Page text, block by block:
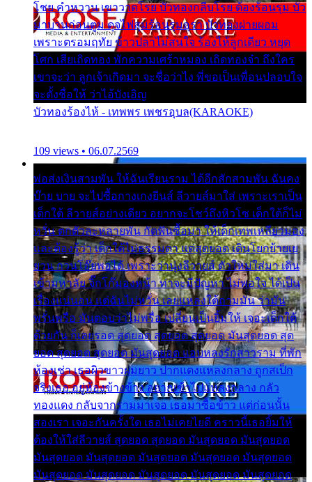
โชย คำหวาน เขาวาดโรย บัวทองกลีบโรย ต้องร้อนรุม บัว
มาบานก่อนตูม ดุจไฟสุมร้อนรุมอุรา บัวทองผ่ายผอม
เพราะตรอมฤทัย ข้าวปลาไม่สนใจ ร้องไห้ลูกเดียว หยุด
โศก เสียเถิดทอง พักความเศร้าหมอง เถิดทองจ๋า ถึงใคร
เขาจะว่า ลูกเจ้าเกิดมา จะชื่อว่าไง พี่ขอเป็นเพื่อนปลอบใจ
จะตั้งชื่อให้ ว่าไอ้บังเอิญ
บัวทองร้องไห้ - เทพพร เพชรอุบล(KARAOKE)
109 views • 06.07.2569
พ่อส่งเงินสามพัน ให้ฉันเรียนราม ได้อีกสักสามพัน ฉันคง
บ๊าย บาย จะไปซื้อกางเกงยีนส์ ลีวายส์มาใส่ เพราะเราเป็น
เด็กใต้ ลีวายส์อย่างเดียว อยากจะโชว์ถึงหิวโซ เด็กใต้ก็ไม่
หวั่น ตกตัวละหลายพัน กัดฟันซื้อมา ให้เด็กเทพเหลียวมอง
และต้องรู้ว่า เด็กใต้ไม่ธรรมดา แต่สุดยอด เดินโยกย้ายเย
ยวน กวนโอ๊ยพอได้ เพราะว่านุ่งลีวายส์ ตัวใหม่ใส่มา เดิน
เข้ามหาลัย จิ๊กโก๊มองหน้า ท่าจะมีปัญหา ไม่พอใจ ได้เป็น
เรื่องแน่นอน แต่ฉันไม่หวั่น เลยแหลงใต้ถามมัน ว่ามัน
พรั่นพรือ มันตอบว่าไม่พรื่อ เปลี่ยนเป็นยิ้มให้ เจอะเด็กใต้
ด้วยกัน ก็เลยรอด สุดยอด สุดยอด สุดยอด มันสุดยอด สุด
ยอด สุดยอด สุดยอด มันสุดยอด แอบหลงรักสาวราม ที่พัก
ห้องเช่า เธอผิวขาวผมยาว ปากแดงแหลงกลาง ถูกสเป็ก
จริงเธอ อยู่ห้องข้างข้าง อยากเข้าไปแหลงกลาง กลัว
ทองแดง กลับจากรามมาเจอ เธอมาซื้อข้าว แต่ก่อนนั้น
สองเรา เจอะกันครั้งใด เธอไม่เคยไยดี คราวนี้เธอยิ้มให้
ต้องให้ใส่ลีวายส์ สุดยอด สุดยอด มันสุดยอด มันสุดยอด
มันสุดยอด มันสุดยอด มันสุดยอด มันสุดยอด มันสุดยอด
มันสุดยอด มันสุดยอด มันสุดยอด มันสุดยอด มันสุดยอด